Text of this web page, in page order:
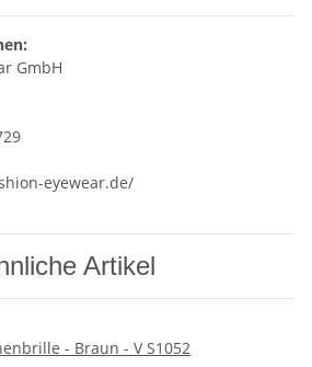
GmbH
eyewear.de/
Artikel